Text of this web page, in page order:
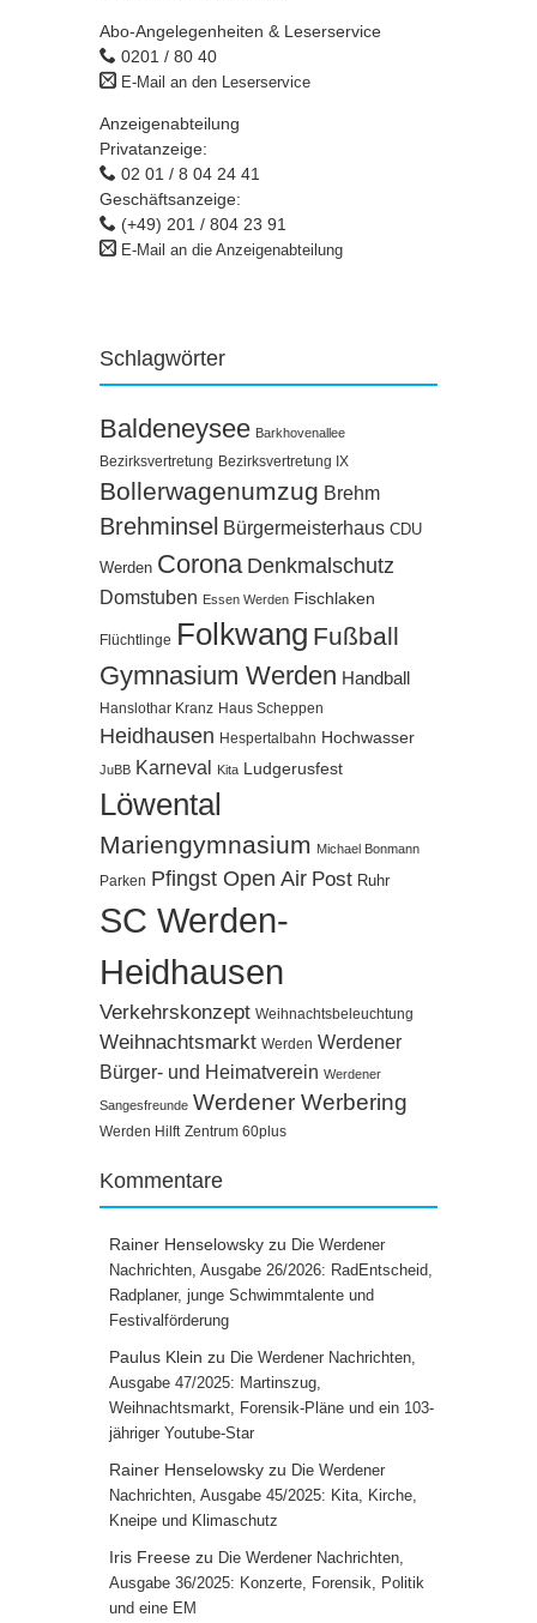
Abo-Angelegenheiten & Leserservice
0201 / 80 40
E-Mail an den Leserservice
Anzeigenabteilung
Privatanzeige:
02 01 / 8 04 24 41
Geschäftsanzeige:
(+49) 201 / 804 23 91
E-Mail an die Anzeigenabteilung
Schlagwörter
Baldeneysee Barkhovenallee
Bezirksvertretung Bezirksvertretung IX
Bollerwagenumzug Brehm
Brehminsel Bürgermeisterhaus CDU
Werden Corona Denkmalschutz
Domstuben Essen Werden Fischlaken
Flüchtlinge Folkwang Fußball
Gymnasium Werden Handball
Hanslothar Kranz Haus Scheppen
Heidhausen Hespertalbahn Hochwasser
JuBB Karneval Kita Ludgerusfest
Löwental
Mariengymnasium Michael Bonmann
Parken Pfingst Open Air Post Ruhr
SC Werden-
Heidhausen
Verkehrskonzept Weihnachtsbeleuchtung
Weihnachtsmarkt Werden Werdener
Bürger- und Heimatverein Werdener
Sangesfreunde Werdener Werbering
Werden Hilft Zentrum 60plus
Kommentare
Rainer Henselowsky zu Die Werdener
Nachrichten, Ausgabe 26/2026: RadEntscheid,
Radplaner, junge Schwimmtalente und
Festivalförderung
Paulus Klein zu Die Werdener Nachrichten,
Ausgabe 47/2025: Martinszug,
Weihnachtsmarkt, Forensik-Pläne und ein 103-
jähriger Youtube-Star
Rainer Henselowsky zu Die Werdener
Nachrichten, Ausgabe 45/2025: Kita, Kirche,
Kneipe und Klimaschutz
Iris Freese zu Die Werdener Nachrichten,
Ausgabe 36/2025: Konzerte, Forensik, Politik
und eine EM